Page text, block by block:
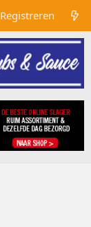
Registreren